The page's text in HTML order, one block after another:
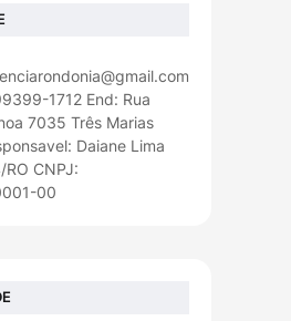
1712 End: Rua
7035 Três Marias
Daiane Lima
CNPJ:
00